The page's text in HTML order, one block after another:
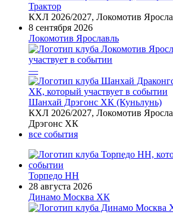
Трактор
КХЛ 2026/2027, Локомотив
8 сентября 2026
Локомотив Ярославль
—
Шанхай Дрэгонс ХК (Куньлунь)
КХЛ 2026/2027, Локомотив
Дрэгонс ХК
все события
Торпедо НН
28 августа 2026
Динамо Москва ХК